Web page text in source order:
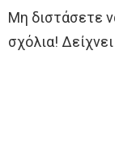
Μη διστάσετε
σχόλια!